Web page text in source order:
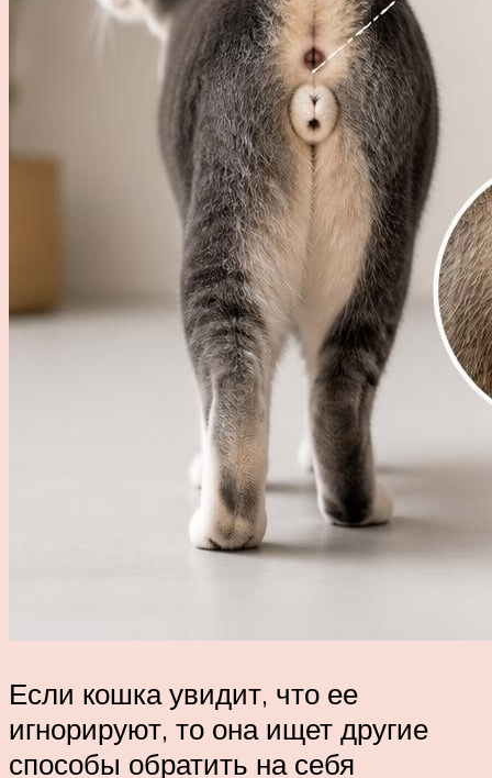
Если кошка увидит, что ее
игнорируют, то она ищет другие
способы обратить на себя